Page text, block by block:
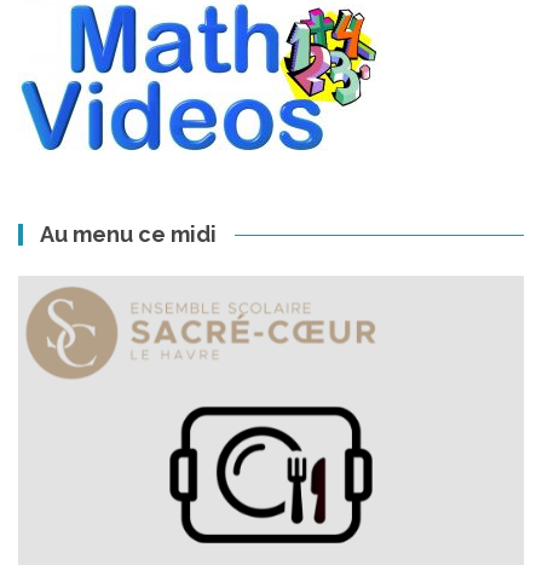
Au menu ce midi